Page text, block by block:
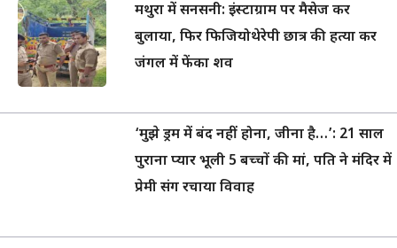
मथुरा में सनसनी: इंस्टाग्राम पर मैसेज कर
बुलाया, फिर फिजियोथेरेपी छात्र की हत्या कर
जंगल में फेंका शव
‘मुझे ड्रम में बंद नहीं होना, जीना है…’: 21 साल
पुराना प्यार भूली 5 बच्चों की मां, पति ने मंदिर में
प्रेमी संग रचाया विवाह